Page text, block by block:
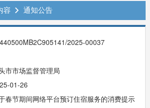
容  通知公告
2025-00037
市市场监督管理局
01-26
春节期间网络平台预订住宿服务的消费提示